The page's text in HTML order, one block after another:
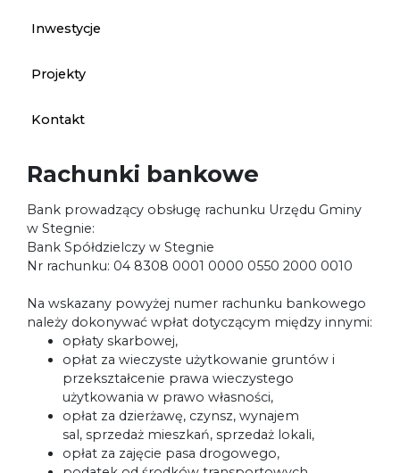
Inwestycje
Projekty
Kontakt
Rachunki bankowe
Bank prowadzący obsługę rachunku Urzędu Gminy
w Stegnie:
Bank Spółdzielczy w Stegnie
Nr rachunku: 04 8308 0001 0000 0550 2000 0010
Na wskazany powyżej numer rachunku bankowego
należy dokonywać wpłat dotyczącym między innymi:
opłaty skarbowej,
opłat za wieczyste użytkowanie gruntów i
przekształcenie prawa wieczystego
użytkowania w prawo własności,
opłat za dzierżawę, czynsz, wynajem
sal, sprzedaż mieszkań, sprzedaż lokali,
opłat za zajęcie pasa drogowego,